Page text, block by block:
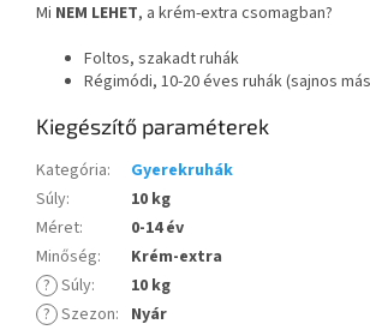
Mi NEM LEHET, a krém-extra csomagban?
Foltos, szakadt ruhák
Régimódi, 10-20 éves ruhák (sajnos
Kiegészítő paraméterek
Kategória:
Gyerekruhák
Súly:
10 kg
Méret:
0-14 év
Minőség:
Krém-extra
? Súly:
10 kg
? Szezon: Nyár